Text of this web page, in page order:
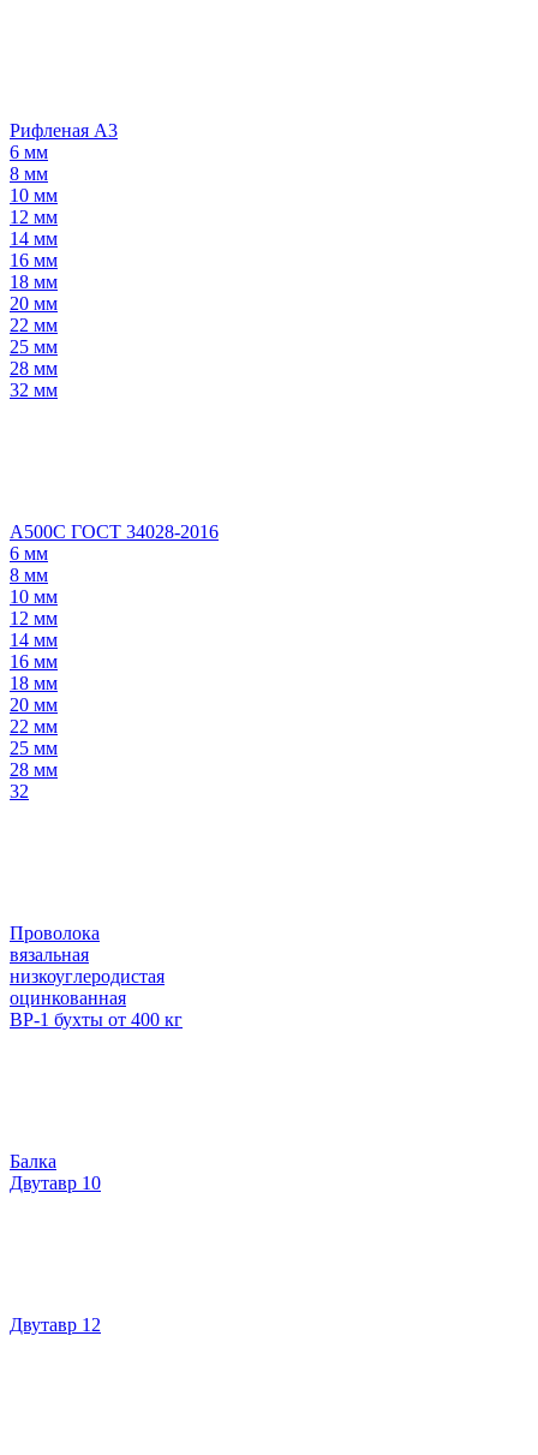
Рифленая А3
6 мм
8 мм
10 мм
12 мм
14 мм
16 мм
18 мм
20 мм
22 мм
25 мм
28 мм
32 мм
А500С ГОСТ 34028-2016
6 мм
8 мм
10 мм
12 мм
14 мм
16 мм
18 мм
20 мм
22 мм
25 мм
28 мм
32
Проволока
вязальная
низкоуглеродистая
оцинкованная
ВР-1 бухты от 400 кг
Балка
Двутавр 10
Двутавр 12